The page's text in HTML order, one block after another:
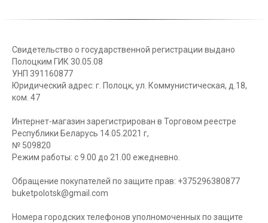
Свидетельство о государственной регистрации выдано
Полоцким ГИК 30.05.08
УНП 391160877
Юридический адрес: г. Полоцк, ул. Коммунистическая, д.18,
ком. 47
Интернет-магазин зарегистрирован в Торговом реестре
Республики Беларусь 14.05.2021 г,
№ 509820
Режим работы: с 9.00 до 21.00 ежедневно.
Обращение покупателей по защите прав: +375296380877
buketpolotsk@gmail.com
Номера городских телефонов уполномоченных по защите